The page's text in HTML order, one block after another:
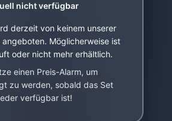
nicht verfügbar
derzeit von keinem unserer
angeboten. Möglicherweise ist
oder nicht mehr erhältlich.
einen Preis-Alarm, um
zu werden, sobald das Set
verfügbar ist!